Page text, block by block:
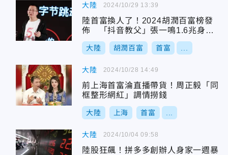
大陸
陸首富換人了！2024胡潤百富榜發
佈 「抖音教父」張一鳴1.6兆身家
首登頂
大陸 胡潤百富 首富
2024/10/29 13:39
大陸
前上海首富淪直播帶貨！周正毅「同
框整形網紅」調情撈錢
大陸 上海 首富
2024/10/28 14:49
大陸
陸股狂飆！拼多多創辦人身家一週暴
2024/10/04 09:58